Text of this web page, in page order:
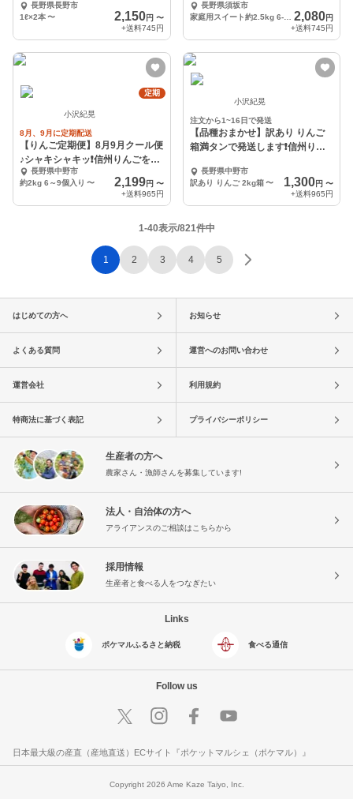
汁100%使用
長野県長野市
1ℓ×2本〜 2,150円 〜
+送料745円
長野県須坂市
家庭用スイート約2.5kg 6-14玉
2,080円
+送料745円
定期
小沢紀晃
8月、9月に定期配送
【りんご定期便】8月9月クール便
♪シャキシャキッ❗️信州りんごをお
届けします♪
長野県中野市
約2kg 6～9個入り 〜 2,199円 〜
+送料965円
小沢紀晃
注文から1~16日で発送
【品種おまかせ】訳あり りんご
箱満タンで発送します❗️信州りん
長野県中野市
訳あり りんご 2kg箱 〜 1,300円 〜
+送料965円
1-40表示/821件中
1 2 3 4 5
はじめての方へ お知らせ
よくある質問 運営へのお問い合わせ
運営会社 利用規約
特商法に基づく表記 プライバシーポリシー
生産者の方へ
農家さん・漁師さんを募集しています!
法人・自治体の方へ
アライアンスのご相談はこちらから
採用情報
生産者と食べる人をつなぎたい
Links
ポケマルふるさと納税 食べる通信
Follow us
日本最大級の産直（産地直送）ECサイト『ポケットマルシェ（ポケマル）』
Copyright 2026 Ame Kaze Taiyo, Inc.